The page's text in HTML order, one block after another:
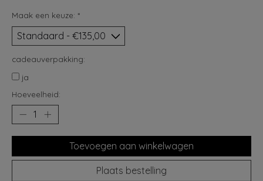
Maak een keuze: *
cadeauverpakking:
ja
Hoeveelheid:
Toevoegen aan winkelwagen
Plaats bestelling